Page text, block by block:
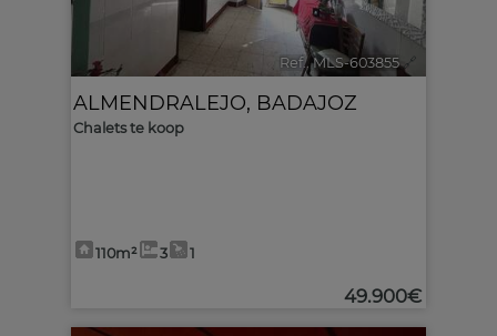
Ref.. MLS-603855 🔗
ALMENDRALEJO, BADAJOZ
Chalets te koop
110m² 3 1
49.900€